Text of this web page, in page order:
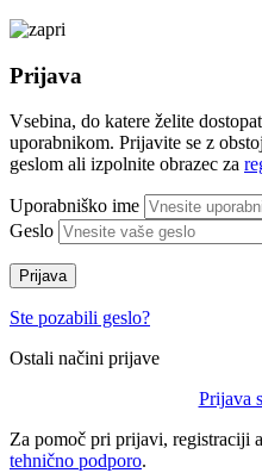
Prijava
Vsebina, do katere želite
uporabnikom. Prijavite se z
geslom ali izpolnite obrazec za
Uporabniško ime
Geslo
Prijava
Ste pozabili geslo?
Ostali načini prijave
Prijava
Za pomoč pri prijavi, registraciji
tehnično podporo.